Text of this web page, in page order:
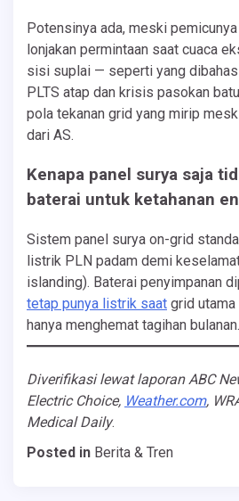
Potensinya ada, meski
lonjakan permintaan saat cuaca
sisi suplai — seperti yang
PLTS atap dan krisis pasokan
pola tekanan grid yang mirip
dari AS.
Kenapa panel surya saja
baterai untuk ketahanan
Sistem panel surya on-grid
listrik PLN padam demi
islanding). Baterai penyimpanan
tetap punya listrik saat grid utama
hanya menghemat tagihan bulanan.
Diverifikasi lewat laporan ABC
Electric Choice, Weather.com,
Medical Daily.
Posted in Berita & Tren